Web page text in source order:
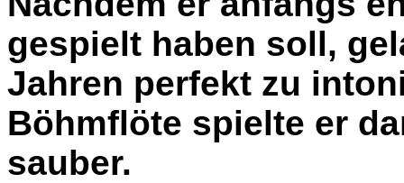
gespielt haben soll,
Jahren perfekt zu
Böhmflöte spielte er
sauber.